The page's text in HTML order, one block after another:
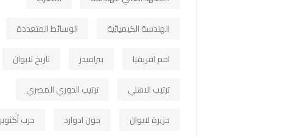
الهندسة الكيميائية
الوسائط المتعددة
امم افريقيا
بيراميدز
تاريخ لابوان
ترتيب الاهلي
ترتيب الدوري المصري
جزيرة لابوان
جون ادوارد
حرب أكتوبر